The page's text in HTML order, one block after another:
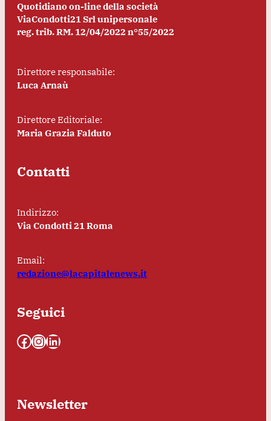
Quotidiano on-line della società
ViaCondotti21 Srl unipersonale
reg. trib. RM. 12/04/2022 n°55/2022
Direttore responsabile:
Luca Arnaù
Direttore Editoriale:
Maria Grazia Falduto
Contatti
Indirizzo:
Via Condotti 21 Roma
Email:
redazione@lacapitalenews.it
Seguici
Facebook InstagramLinkedIn
Newsletter